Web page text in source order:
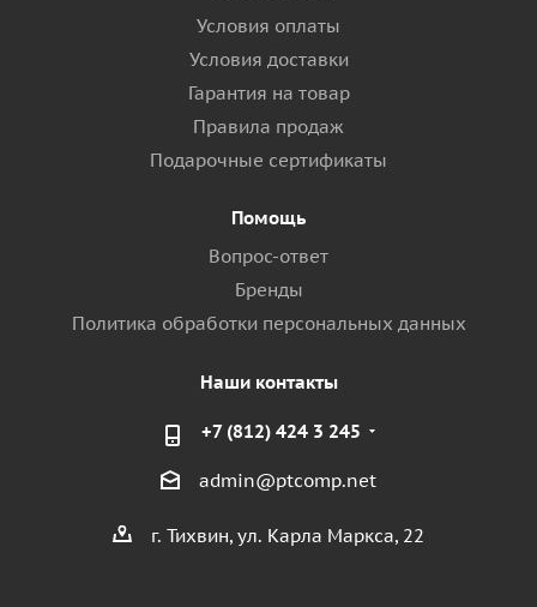
Условия оплаты
Условия доставки
Гарантия на товар
Правила продаж
Подарочные сертификаты
Помощь
Вопрос-ответ
Бренды
Политика обработки персональных данных
Наши контакты
+7 (812) 424 3 245
admin@ptcomp.net
г. Тихвин, ул. Карла Маркса, 22